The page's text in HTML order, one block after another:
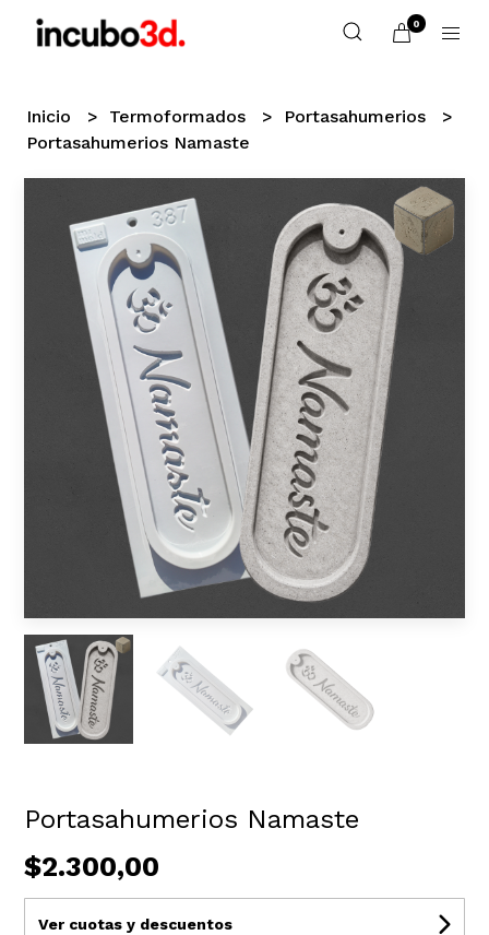
0
Inicio Termoformados
Portasahumerios
Portasahumerios Namaste
Portasahumerios Namaste
$2.300,00
Ver cuotas y descuentos